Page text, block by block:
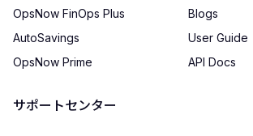
OpsNow FinOps Plus
AutoSavings
OpsNow Prime
サポートセンター
Blogs
User Guide
API Docs